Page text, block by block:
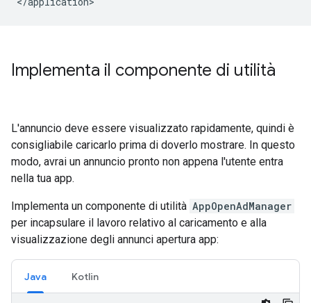
Implementa il componente di utilità
L'annuncio deve essere visualizzato rapidamente, quindi è
consigliabile caricarlo prima di doverlo mostrare. In questo
modo, avrai un annuncio pronto non appena l'utente entra
nella tua app.
Implementa un componente di utilità AppOpenAdManager
per incapsulare il lavoro relativo al caricamento e alla
visualizzazione degli annunci apertura app:
Java Kotlin